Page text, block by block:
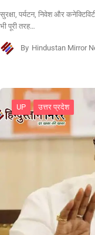
सुरक्षा, पर्यटन, निवेश और
भी पूरी तरह…
By Hindustan Mirror
UP उत्तर प्रदेश